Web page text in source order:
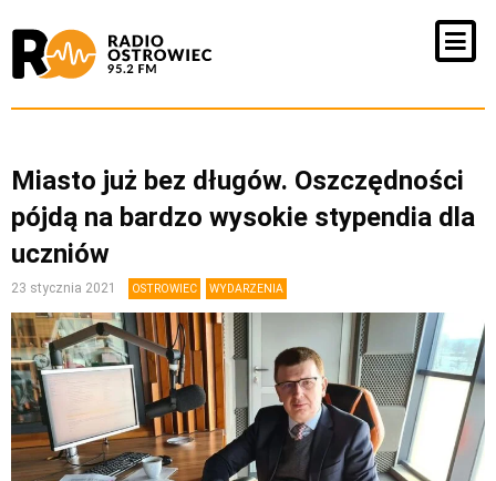
Miasto już bez długów. Oszczędności
pójdą na bardzo wysokie stypendia dla
uczniów
23 stycznia 2021 OSTROWIEC WYDARZENIA